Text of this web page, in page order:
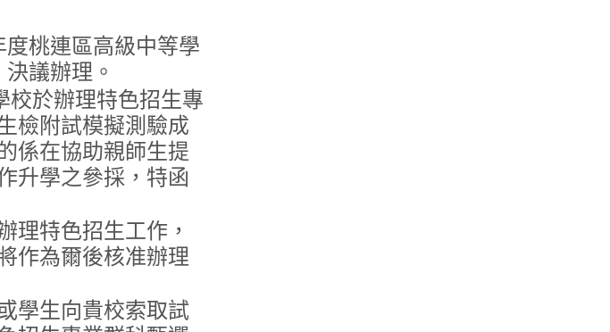
度桃連區高級中等學
議辦理。
校於辦理特色招生專
檢附試模擬測驗成
係在協助親師生提
升學之參採，特函
理特色招生工作，
作為爾後核准辦理
學生向貴校索取試